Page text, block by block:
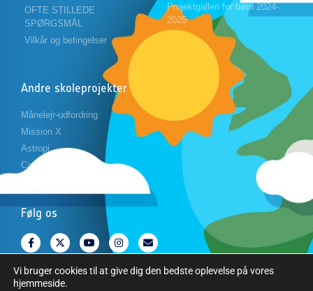
OFTE STILLEDE
SPØRGSMÅL
Vilkår og betingelser
Projektgalleri for børn 2024-
2025
Andre skoleprojekter
Månelejr-udfordring
Mission X
Astropi
Cansat
Følg os
Vi bruger cookies til at give dig den bedste oplevelse på vores
hjemmeside.